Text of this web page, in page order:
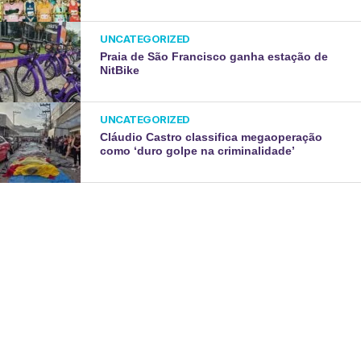
UNCATEGORIZED
Praia de São Francisco ganha estação de
NitBike
UNCATEGORIZED
Cláudio Castro classifica megaoperação
como ‘duro golpe na criminalidade’